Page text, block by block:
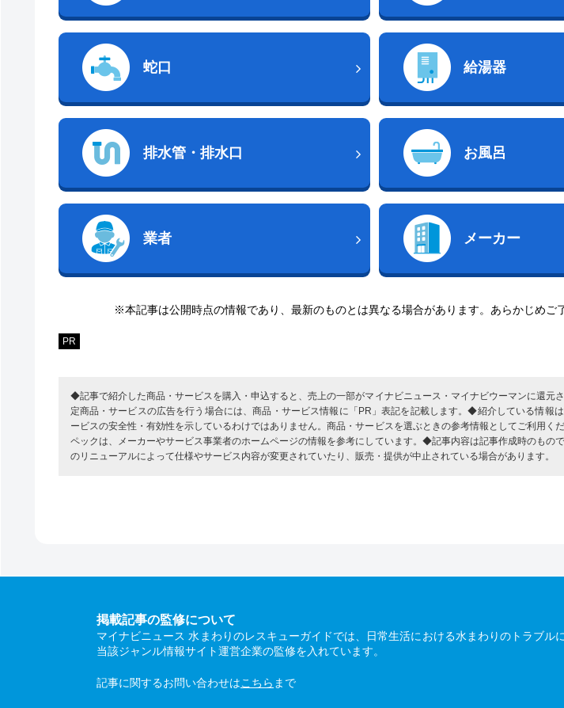
蛇口 給湯器
排水管・排水口 お風呂
業者 メーカー
※本記事は公開時点の情報であり、最新のものとは異なる場合があります。あらかじめご
PR
◆記事で紹介した商品・サービスを購入・申込すると、売上の一部がマイナビニュース・マイナビウーマンに還元
定商品・サービスの広告を行う場合には、商品・サービス情報に「PR」表記を記載します。◆紹介している情報
ービスの安全性・有効性を示しているわけではありません。商品・サービスを選ぶときの参考情報としてご利用く
ペックは、メーカーやサービス事業者のホームページの情報を参考にしています。◆記事内容は記事作成時のもの
のリニューアルによって仕様やサービス内容が変更されていたり、販売・提供が中止されている場合があります。
掲載記事の監修について
マイナビニュース 水まわりのレスキューガイドでは、日常生活における水まわりのトラブ
当該ジャンル情報サイト運営企業の監修を入れています。
記事に関するお問い合わせはこちら まで